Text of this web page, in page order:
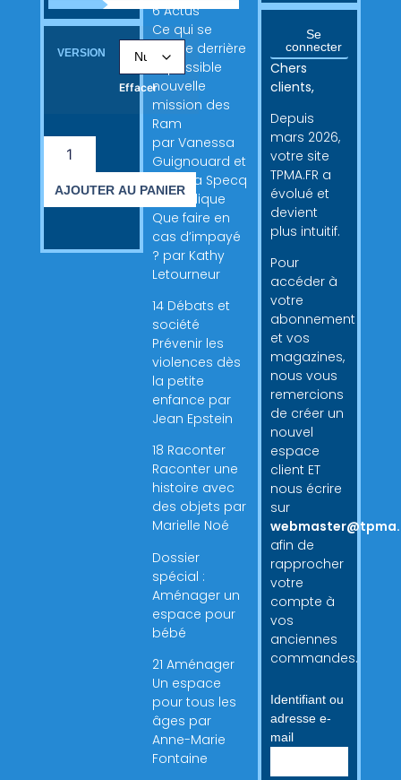
VERSION
Effacer
AJOUTER AU PANIER
6 Actus
Ce qui se
cache derrière
la possible
nouvelle
mission des
Ram
par Vanessa
Guignouard et
Sylvana Specq
10 Juridique
Que faire en
cas d’impayé
? par Kathy
Letourneur
14 Débats et
société
Prévenir les
violences dès
la petite
enfance par
Jean Epstein
18 Raconter
Raconter une
histoire avec
des objets par
Marielle Noé
Dossier
spécial :
Aménager un
espace pour
bébé
21 Aménager
Un espace
pour tous les
âges par
Anne-Marie
Fontaine
Se
connecter
Chers
clients,
Depuis
mars 2026,
votre site
TPMA.FR a
évolué et
devient
plus intuitif.
Pour
accéder à
votre
abonnement
et vos
magazines,
nous vous
remercions
de créer un
nouvel
espace
client ET
nous écrire
sur
afin de
rapprocher
votre
compte à
vos
anciennes
commandes.
Identifiant ou
adresse e-
mail